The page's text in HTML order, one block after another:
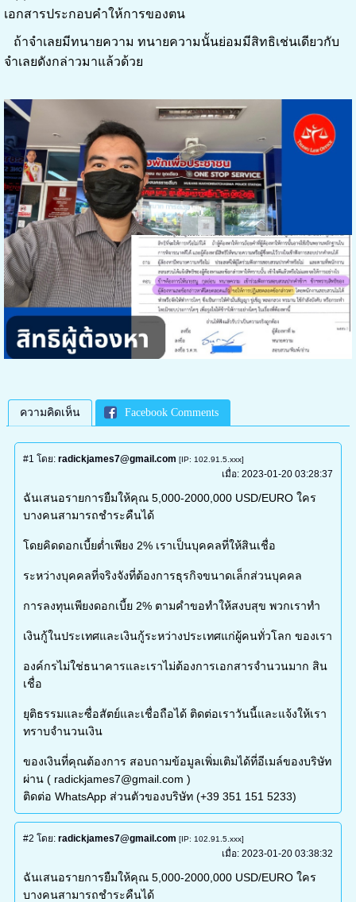
เอกสารประกอบคำให้การของตน
ถ้าจำเลยมีทนายความ ทนายความนั้นย่อมมีสิทธิเช่นเดียวกับ
จำเลยดังกล่าวมาแล้วด้วย
ความคิดเห็น Facebook Comments
#1 โดย: radickjames7@gmail.com [IP: 102.91.5.xxx]
เมื่อ:2023-01-20 03:28:37
ฉันเสนอรายการยืมให้คุณ 5,000-2000,000 USD/EURO ใคร
บางคนสามารถชำระคืนได้
โดยคิดดอกเบี้ยต่ำเพียง 2% เราเป็นบุคคลที่ให้สินเชื่อ
ระหว่างบุคคลที่จริงจังที่ต้องการธุรกิจขนาดเล็กส่วนบุคคล
การลงทุนเพียงดอกเบี้ย 2% ตามคำขอทำให้สงบสุข พวกเราทำ
เงินกู้ในประเทศและเงินกู้ระหว่างประเทศแก่ผู้คนทั่วโลก ของเรา
องค์กรไม่ใช่ธนาคารและเราไม่ต้องการเอกสารจำนวนมาก สิน
เชื่อ
ยุติธรรมและซื่อสัตย์และเชื่อถือได้ ติดต่อเราวันนี้และแจ้งให้เรา
ทราบจำนวนเงิน
ของเงินที่คุณต้องการ สอบถามข้อมูลเพิ่มเติมได้ที่อีเมล์ของบริษัท
ผ่าน ( radickjames7@gmail.com )
ติดต่อ WhatsApp ส่วนตัวของบริษัท (+39 351 151 5233)
#2 โดย: radickjames7@gmail.com [IP: 102.91.5.xxx]
เมื่อ:2023-01-20 03:38:32
ฉันเสนอรายการยืมให้คุณ 5,000-2000,000 USD/EURO ใคร
บางคนสามารถชำระคืนได้